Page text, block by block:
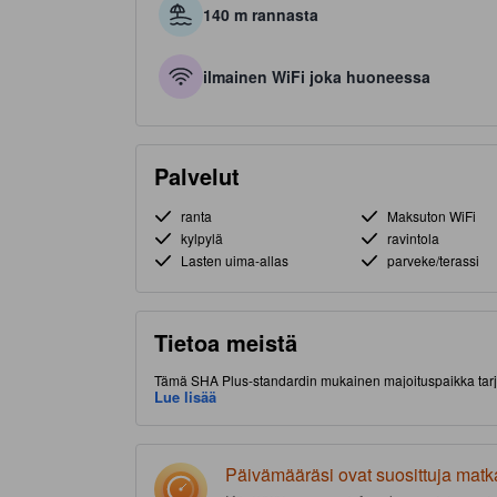
140 m rannasta
ilmainen WiFi joka huoneessa
Palvelut
ranta Maksuton WiFi
kylpylä
ravintola
Lasten uima-allas
parveke/terassi
Tietoa meistä
Tämä SHA Plus-standardin mukainen majoituspaikka
lisämaksua. Majoituspaikka sijaitsee hyvällä paikalla
Lue lisää
Päivämääräsi ovat suosittuja